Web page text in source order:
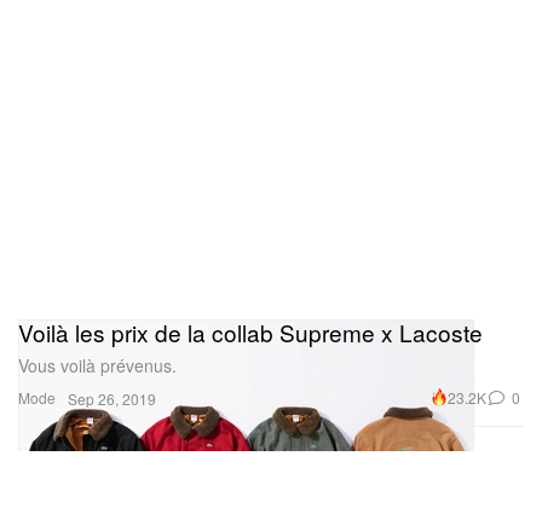
Mode
Voilà les prix de la collab Supreme x Lacoste
Vous voilà prévenus.
Sep 26, 2019 23.2K 0